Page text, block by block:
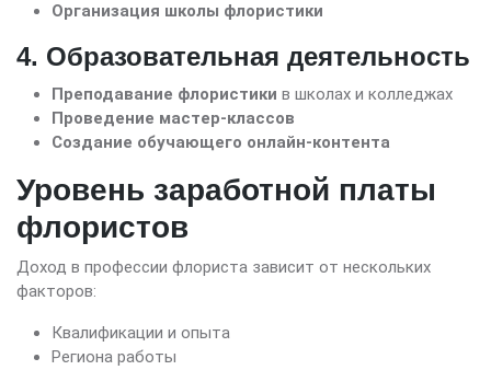
Организация школы флористики
4. Образовательная деятельность
Преподавание флористики в школах и колледжах
Проведение мастер-классов
Создание обучающего онлайн-контента
Уровень заработной платы
флористов
Доход в профессии флориста зависит от нескольких
факторов:
Квалификации и опыта
Региона работы